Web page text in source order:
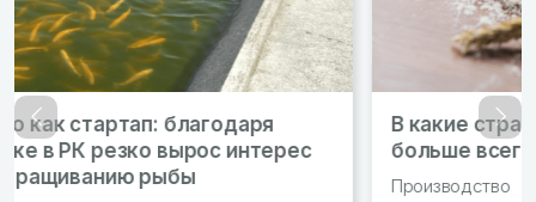
В какие страны Казахстан экспортирует
больше всего муки?
Производство муки в стране выросло на 1% За
Назад